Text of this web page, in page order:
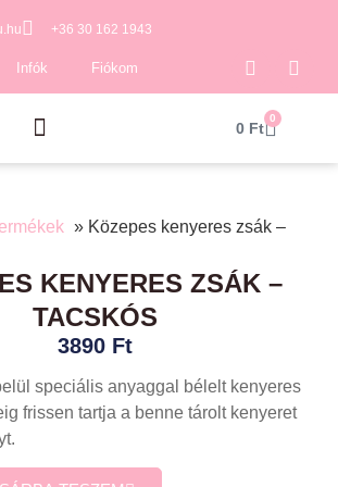
+36 30 162 1943
Infók Fiókom
0 Ft
0
» Közepes kenyeres zsák –
KENYERES ZSÁK –
TACSKÓS
3890 Ft
speciális anyaggal bélelt kenyeres
frissen tartja a benne tárolt kenyeret